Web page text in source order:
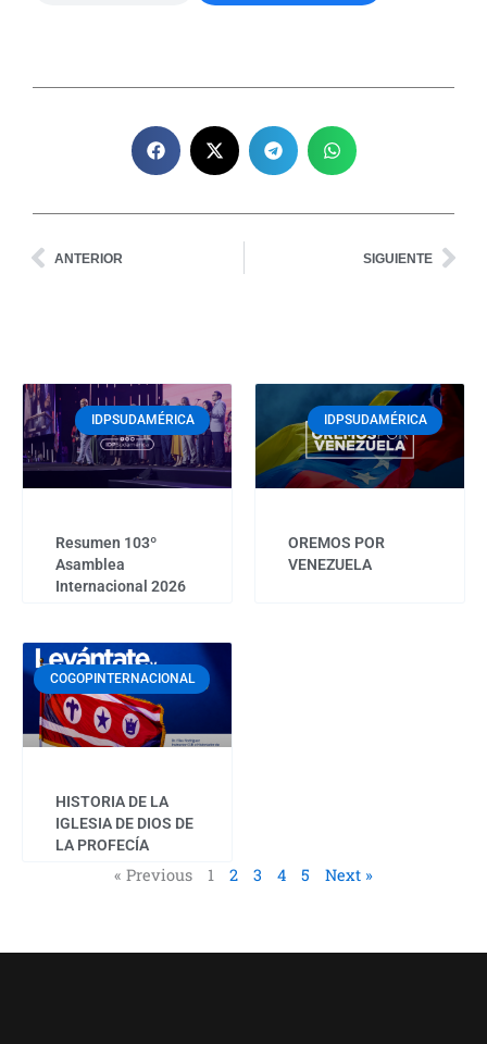
Prev
ANTERIOR SIGUIENTE
IDPSUDAMÉRICA
Resumen 103º
Asamblea
Internacional 2026
IDPSUDAMÉRICA
OREMOS POR
VENEZUELA
COGOPINTERNACIONAL
HISTORIA DE LA
IGLESIA DE DIOS DE
LA PROFECÍA
« Previous
Page
1 2 3 4 5 Next »